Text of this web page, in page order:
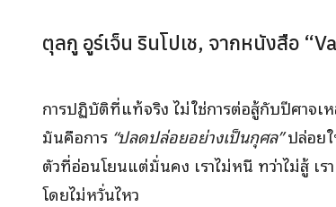
ตุลกู อูร์เจ็น รินโปเช, จากหนังสือ
การปฏิบัติที่แท้จริง ไม่ใช่การต่อสู้กับปีศาจเ
มันคือการ “ปลดปล่อยอย่างเป็นกุศล”ปล่อยใ
ตัวที่อ่อนโยนแต่มั่นคง เราไม่หนี ทว่าไม่สู้ เร
โดยไม่หวั่นไหว